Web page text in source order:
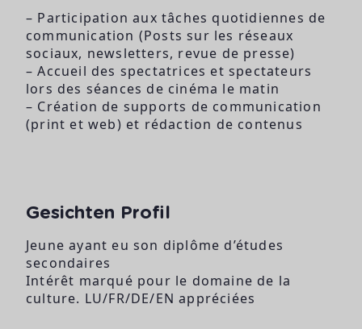
– Participation aux tâches quotidiennes de
communication (Posts sur les réseaux
sociaux, newsletters, revue de presse)
– Accueil des spectatrices et spectateurs
lors des séances de cinéma le matin
– Création de supports de communication
(print et web) et rédaction de contenus
Gesichten Profil
Jeune ayant eu son diplôme d’études
secondaires
Intérêt marqué pour le domaine de la
culture. LU/FR/DE/EN appréciées